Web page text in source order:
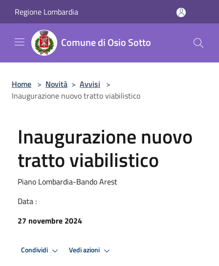
Regione Lombardia
Comune di Osio Sotto
Home > Novità > Avvisi >
Inaugurazione nuovo tratto viabilistico
Inaugurazione nuovo
tratto viabilistico
Piano Lombardia-Bando Arest
Data :
27 novembre 2024
Condividi Vedi azioni